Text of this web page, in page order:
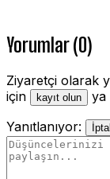
Yorumlar (0)
Ziyaretçi olarak
için
kayıt olun ya
Yanıtlanıyor:
İptal